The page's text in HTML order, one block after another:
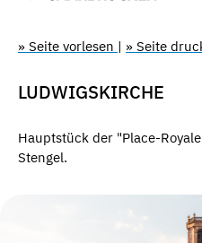
» Seite vorlesen | » Seite
LUDWIGSKIRCHE
Hauptstück der "Place-
Stengel.